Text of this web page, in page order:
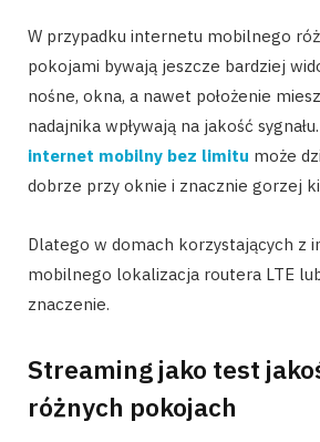
W przypadku internetu mobilnego
pokojami bywają jeszcze bardziej
nośne, okna, a nawet położenie
nadajnika wpływają na jakość sygnału.
internet mobilny bez limitu może
dobrze przy oknie i znacznie gorzej
Dlatego w domach korzystających z
mobilnego lokalizacja routera LTE
znaczenie.
Streaming jako test
różnych pokojach